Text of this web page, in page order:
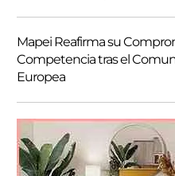
Mapei Reafirma su
Competencia tras el
Europea